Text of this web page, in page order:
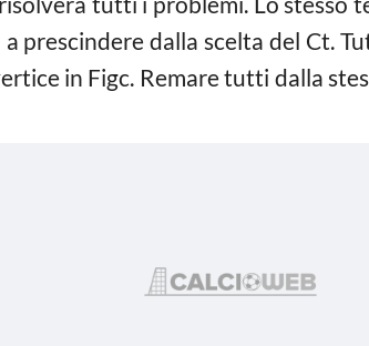
prescindere dalla scelta del Ct.
in Figc. Remare tutti dalla